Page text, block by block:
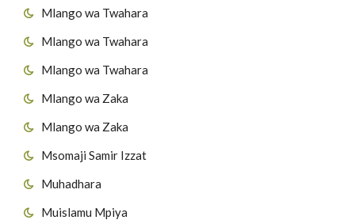
Mlango wa Twahara
Mlango wa Twahara
Mlango wa Twahara
Mlango wa Zaka
Mlango wa Zaka
Msomaji Samir Izzat
Muhadhara
Muislamu Mpiya